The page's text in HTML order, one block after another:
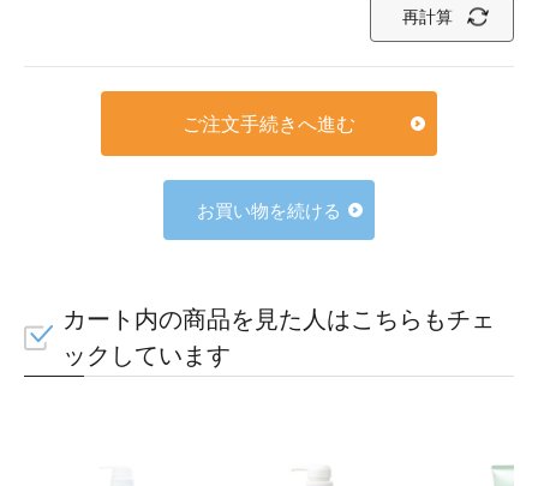
再計算
ご注文手続きへ進む
お買い物を続ける
カート内の商品を見た人はこちらもチェ
ックしています